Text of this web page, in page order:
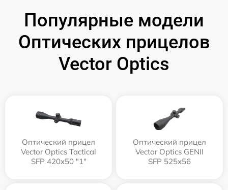
Популярные модели
Оптических прицелов
Vector Optics
Оптический прицел
Vector Optics Tactical
SFP 420x50 "1"
Оптический прицел
Vector Optics GENII
SFP 525x56